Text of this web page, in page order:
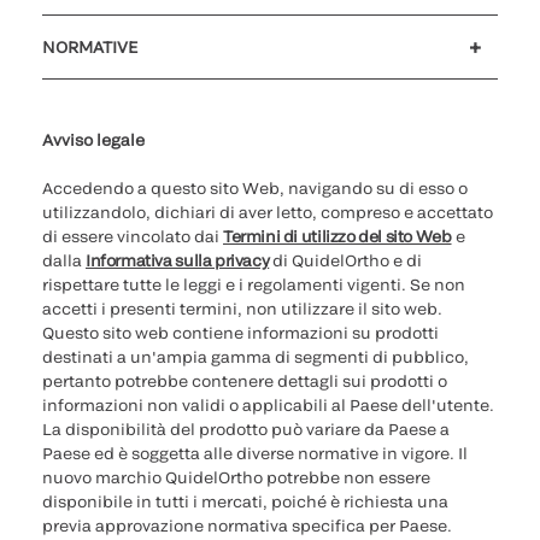
NORMATIVE
Avviso legale
Accedendo a questo sito Web, navigando su di esso o
utilizzandolo, dichiari di aver letto, compreso e accettato
di essere vincolato dai Termini di utilizzo del sito Webe
dalla Informativa sulla privacydi QuidelOrtho e di
rispettare tutte le leggi e i regolamenti vigenti. Se non
accetti i presenti termini, non utilizzare il sito web.
Questo sito web contiene informazioni su prodotti
destinati a un'ampia gamma di segmenti di pubblico,
pertanto potrebbe contenere dettagli sui prodotti o
informazioni non validi o applicabili al Paese dell'utente.
La disponibilità del prodotto può variare da Paese a
Paese ed è soggetta alle diverse normative in vigore. Il
nuovo marchio QuidelOrtho potrebbe non essere
disponibile in tutti i mercati, poiché è richiesta una
previa approvazione normativa specifica per Paese.